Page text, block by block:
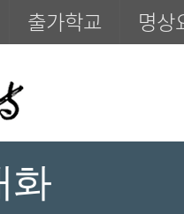
출가학교 명상
화